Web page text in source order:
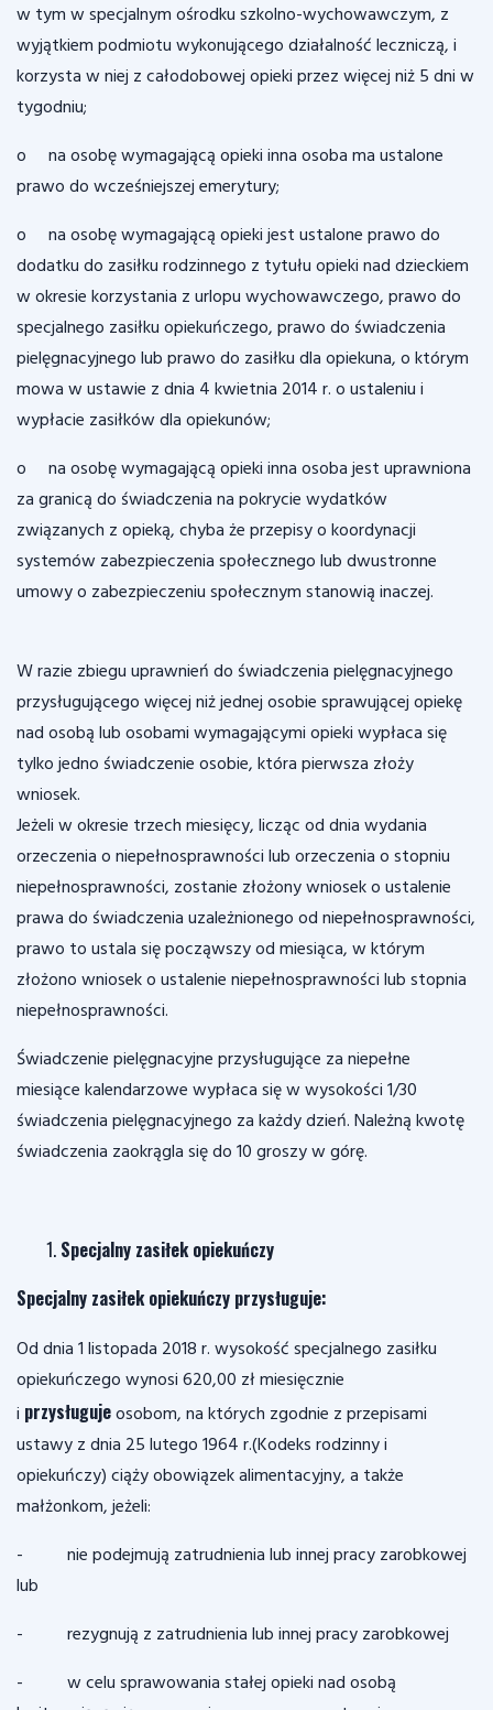
w tym w specjalnym ośrodku szkolno-wychowawczym, z
wyjątkiem podmiotu wykonującego działalność leczniczą, i
korzysta w niej z całodobowej opieki przez więcej niż 5 dni w
tygodniu;
o na osobę wymagającą opieki inna osoba ma ustalone
prawo do wcześniejszej emerytury;
o na osobę wymagającą opieki jest ustalone prawo do
dodatku do zasiłku rodzinnego z tytułu opieki nad dzieckiem
w okresie korzystania z urlopu wychowawczego, prawo do
specjalnego zasiłku opiekuńczego, prawo do świadczenia
pielęgnacyjnego lub prawo do zasiłku dla opiekuna, o którym
mowa w ustawie z dnia 4 kwietnia 2014 r. o ustaleniu i
wypłacie zasiłków dla opiekunów;
o na osobę wymagającą opieki inna osoba jest uprawniona
za granicą do świadczenia na pokrycie wydatków
związanych z opieką, chyba że przepisy o koordynacji
systemów zabezpieczenia społecznego lub dwustronne
umowy o zabezpieczeniu społecznym stanowią inaczej.
W razie zbiegu uprawnień do świadczenia pielęgnacyjnego
przysługującego więcej niż jednej osobie sprawującej opiekę
nad osobą lub osobami wymagającymi opieki wypłaca się
tylko jedno świadczenie osobie, która pierwsza złoży
wniosek.
Jeżeli w okresie trzech miesięcy, licząc od dnia wydania
orzeczenia o niepełnosprawności lub orzeczenia o stopniu
niepełnosprawności, zostanie złożony wniosek o ustalenie
prawa do świadczenia uzależnionego od niepełnosprawności,
prawo to ustala się począwszy od miesiąca, w którym
złożono wniosek o ustalenie niepełnosprawności lub stopnia
niepełnosprawności.
Świadczenie pielęgnacyjne przysługujące za niepełne
miesiące kalendarzowe wypłaca się w wysokości 1/30
świadczenia pielęgnacyjnego za każdy dzień. Należną kwotę
świadczenia zaokrągla się do 10 groszy w górę.
Specjalny zasiłek opiekuńczy
Specjalny zasiłek opiekuńczy przysługuje:
Od dnia 1 listopada 2018 r. wysokość specjalnego zasiłku
opiekuńczego wynosi 620,00 zł miesięcznie
i przysługujeosobom, na których zgodnie z przepisami
ustawy z dnia 25 lutego 1964 r.(Kodeks rodzinny i
opiekuńczy) ciąży obowiązek alimentacyjny, a także
małżonkom, jeżeli:
- nie podejmują zatrudnienia lub innej pracy zarobkowej
lub
- rezygnują z zatrudnienia lub innej pracy zarobkowej
- w celu sprawowania stałej opieki nad osobą